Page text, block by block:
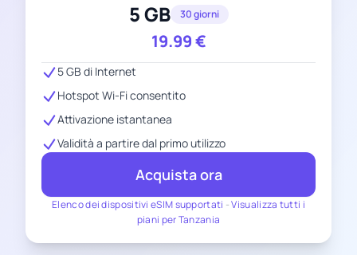
5 GB 30 giorni
19.99€
Elenco dei dispositivi eSIM supportati -Visualizza tutti i
piani per Tanzania
5 GB di Internet
Hotspot Wi-Fi consentito
Attivazione istantanea
Validità a partire dal primo utilizzo
Acquista ora